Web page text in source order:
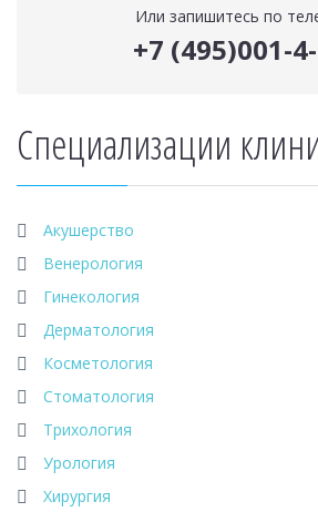
Или запишитесь по
+7 (495)001-
Специализации
Акушерство
Венерология
Гинекология
Дерматология
Косметология
Стоматология
Трихология
Урология
Хирургия